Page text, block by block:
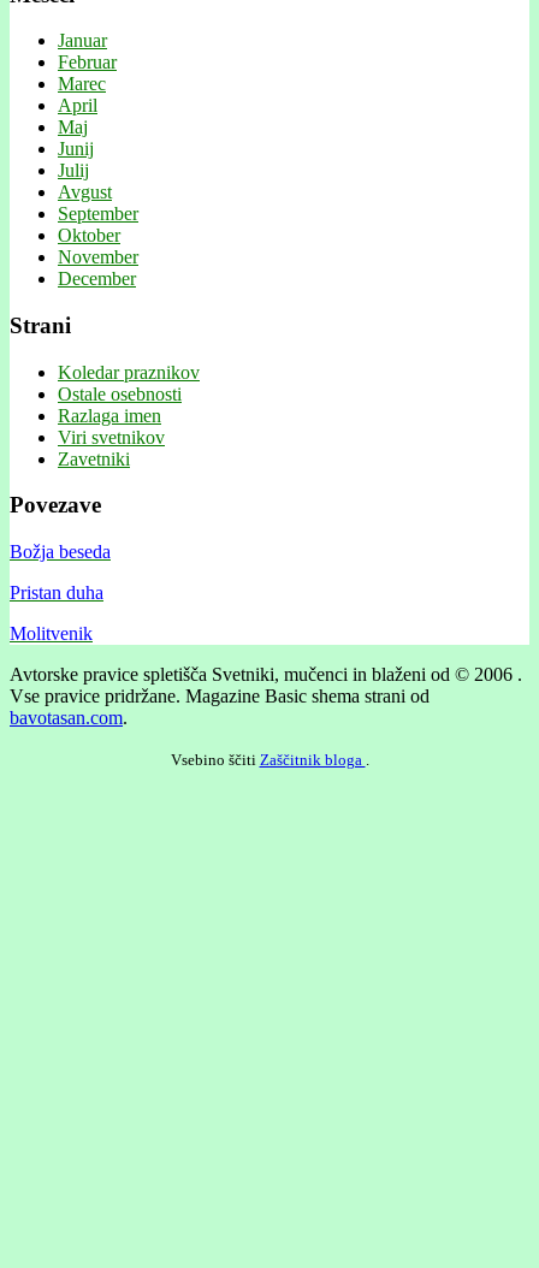
Januar
Februar
Marec
April
Maj
Junij
Julij
Avgust
September
Oktober
November
December
Strani
Koledar praznikov
Ostale osebnosti
Razlaga imen
Viri svetnikov
Zavetniki
Povezave
Božja beseda
Pristan duha
Molitvenik
Avtorske pravice spletišča Svetniki, mučenci in blaženi od © 2006 .
Vse pravice pridržane. Magazine Basic shema strani od
bavotasan.com.
Vsebino ščiti Zaščitnik bloga .